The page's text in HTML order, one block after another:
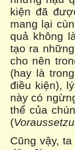
kiện đã
mang lại
quả không
tạo ra
cho nên
(hay là
điều kiện),
này có
thể của
(
Cũng vậy,